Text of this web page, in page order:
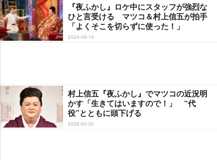
『夜ふかし』ロケ中にスタッフが強烈な
ひと言受ける マツコ＆村上信五が拍手
「よくそこを切らずに使った！」
2024-09-16
村上信五『夜ふかし』でマツコの近況明
かす「生きてはいますので！」 “代
役”とともに頭下げる
2026-03-30